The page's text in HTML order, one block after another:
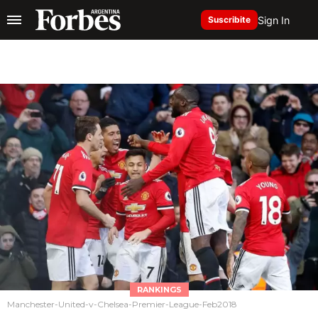
Suscribite Sign In
RANKINGS
Manchester-United-v-Chelsea-Premier-League-Feb2018